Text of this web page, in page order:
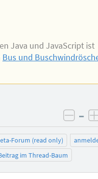
Java und JavaScript ist
Bus und
–
Forum (read only)
im Thread-Baum